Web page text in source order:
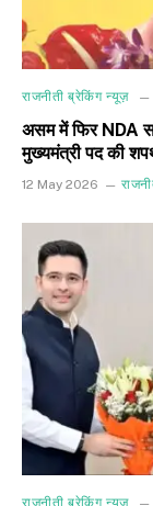
राजनीती ब्रेकिंग न्यूज़
असम में फिर NDA
मुख्यमंत्री पद की
12 May 2026
राजनीती ब्रेकिंग न्यूज़